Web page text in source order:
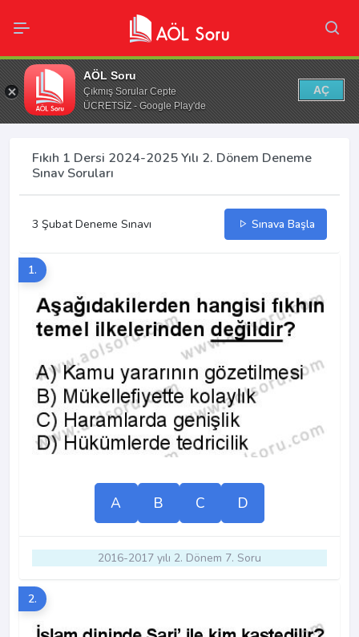
AÖL Soru
Çıkmış Sorular Cepte
ÜCRETSİZ - Google Play'de
AÇ
Fıkıh 1 Dersi 2024-2025 Yılı 2. Dönem Deneme
Sınav Soruları
3 Şubat Deneme Sınavı Sınava Başla
1.
A B C D
2016-2017 yılı 2. Dönem 7. Soru
2.